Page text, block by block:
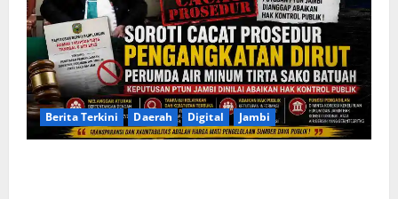
Berita Terkini Daerah Digital Jambi